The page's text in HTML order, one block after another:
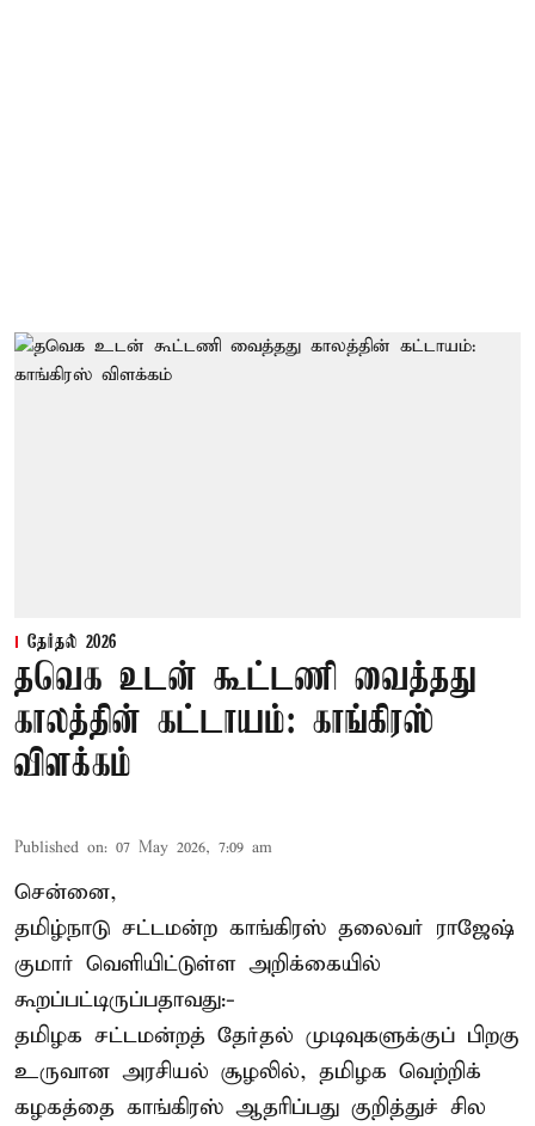
தேர்தல் 2026
தவெக உடன் கூட்டணி வைத்தது
காலத்தின் கட்டாயம்: காங்கிரஸ்
விளக்கம்
Published on: 07 May 2026, 7:09 am
சென்னை,
தமிழ்நாடு சட்டமன்ற காங்கிரஸ் தலைவர் ராஜேஷ்
குமார் வெளியிட்டுள்ள அறிக்கையில்
கூறப்பட்டிருப்பதாவது:-
தமிழக சட்டமன்றத் தேர்தல் முடிவுகளுக்குப் பிறகு
உருவான அரசியல் சூழலில், தமிழக வெற்றிக்
கழகத்தை காங்கிரஸ் ஆதரிப்பது குறித்துச் சில